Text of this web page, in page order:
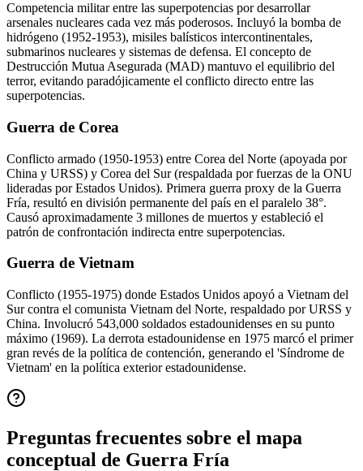
Competencia militar entre las superpotencias por desarrollar
arsenales nucleares cada vez más poderosos. Incluyó la bomba de
hidrógeno (1952-1953), misiles balísticos intercontinentales,
submarinos nucleares y sistemas de defensa. El concepto de
Destrucción Mutua Asegurada (MAD) mantuvo el equilibrio del
terror, evitando paradójicamente el conflicto directo entre las
superpotencias.
Guerra de Corea
Conflicto armado (1950-1953) entre Corea del Norte (apoyada por
China y URSS) y Corea del Sur (respaldada por fuerzas de la ONU
lideradas por Estados Unidos). Primera guerra proxy de la Guerra
Fría, resultó en división permanente del país en el paralelo 38°.
Causó aproximadamente 3 millones de muertos y estableció el
patrón de confrontación indirecta entre superpotencias.
Guerra de Vietnam
Conflicto (1955-1975) donde Estados Unidos apoyó a Vietnam del
Sur contra el comunista Vietnam del Norte, respaldado por URSS y
China. Involucró 543,000 soldados estadounidenses en su punto
máximo (1969). La derrota estadounidense en 1975 marcó el primer
gran revés de la política de contención, generando el 'Síndrome de
Vietnam' en la política exterior estadounidense.
Preguntas frecuentes sobre el mapa
conceptual de Guerra Fría